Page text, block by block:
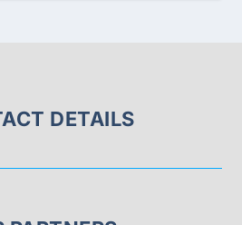
DETAILS